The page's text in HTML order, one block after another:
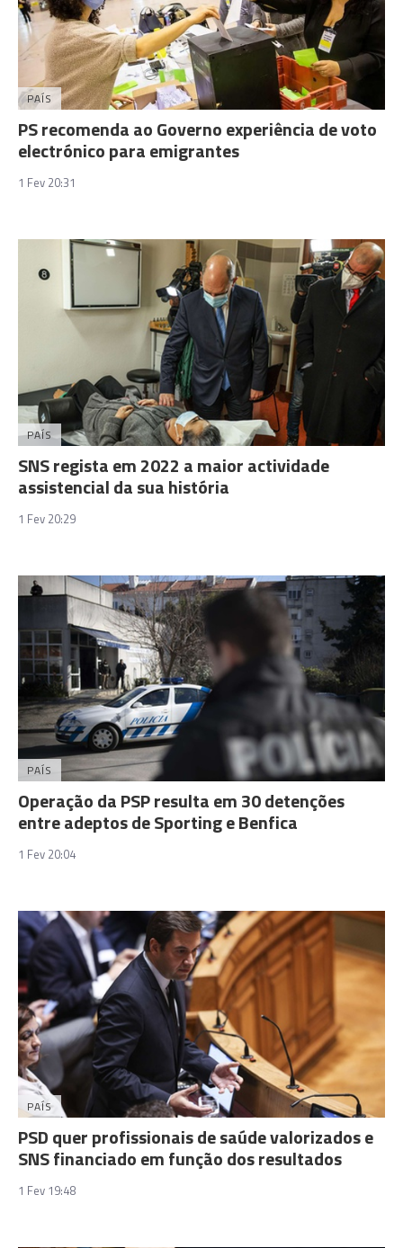
PAÍS
PS recomenda ao Governo experiência de voto
electrónico para emigrantes
1 Fev 20:31
PAÍS
SNS regista em 2022 a maior actividade
assistencial da sua história
1 Fev 20:29
PAÍS
Operação da PSP resulta em 30 detenções
entre adeptos de Sporting e Benfica
1 Fev 20:04
PAÍS
PSD quer profissionais de saúde valorizados e
SNS financiado em função dos resultados
1 Fev 19:48